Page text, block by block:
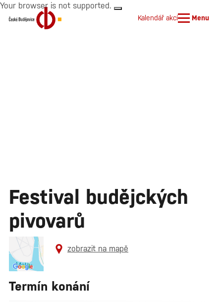
Your browser is not supported.
Kalendář akcí Menu
Festival budějckých
pivovarů
zobrazit na mapě
Termín konání